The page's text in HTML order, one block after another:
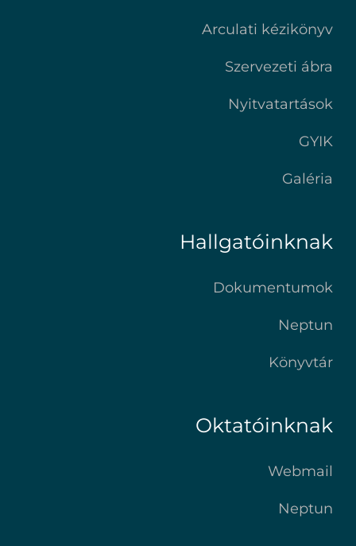
Arculati kézikönyv
Szervezeti ábra
Nyitvatartások
GYIK
Galéria
Hallgatóinknak
Dokumentumok
Neptun
Könyvtár
Oktatóinknak
Webmail
Neptun